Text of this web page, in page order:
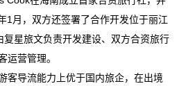
1月，双方还签署了合作开发位于丽江
星旅文负责开发建设、双方合资旅行
运营管理。
客导流能力上优于国内旅企，在出境